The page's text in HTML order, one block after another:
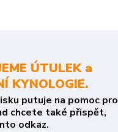
ÚTULEK a
KYNOLOGIE.
putuje na pomoc pro
chcete také přispět,
odkaz.